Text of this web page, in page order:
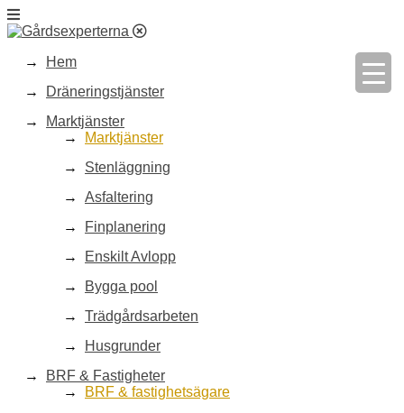
Hem
Dräneringstjänster
Marktjänster
Marktjänster
Stenläggning
Asfaltering
Finplanering
Enskilt Avlopp
Bygga pool
Trädgårdsarbeten
Husgrunder
BRF & Fastigheter
BRF & fastighetsägare